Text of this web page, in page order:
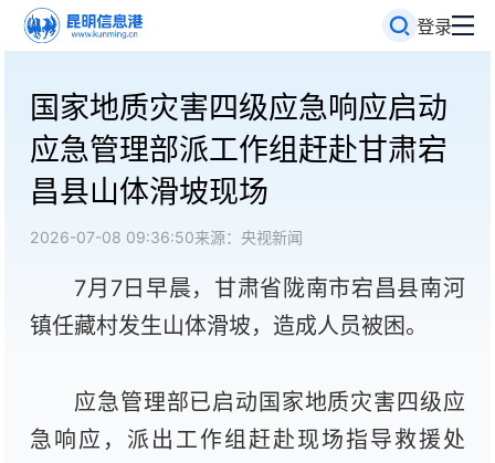
登录
国家地质灾害四级应急响应启动
应急管理部派工作组赶赴甘肃宕
昌县山体滑坡现场
2026-07-08 09:36:50来源：央视新闻
7月7日早晨，甘肃省陇南市宕昌县南河
镇任藏村发生山体滑坡，造成人员被困。
应急管理部已启动国家地质灾害四级应
急响应，派出工作组赶赴现场指导救援处